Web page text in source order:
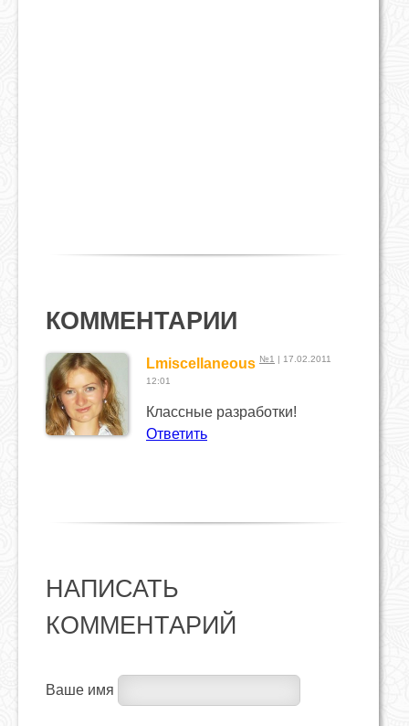
КОММЕНТАРИИ
Lmiscellaneous №1 | 17.02.2011
12:01
Классные разработки!
Ответить
НАПИСАТЬ
КОММЕНТАРИЙ
Ваше имя